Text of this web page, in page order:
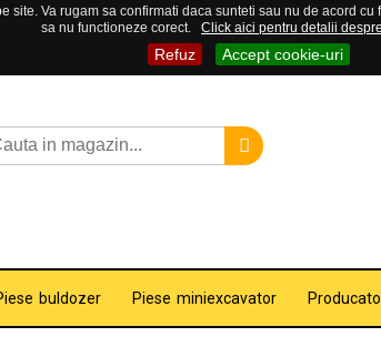
Va rugam sa confirmati daca sunteti sau nu de acord
sa nu functioneze corect.
Click aici pentru detalii
Refuz Accept cookie-uri
buldozer Piese miniexcavator